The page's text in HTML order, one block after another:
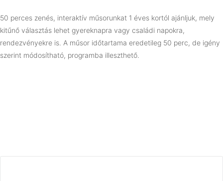
50 perces zenés, interaktív műsorunkat 1 éves kortól ajánljuk, mely
kitűnő választás lehet gyereknapra vagy családi napokra,
rendezvényekre is. A műsor időtartama eredetileg 50 perc, de igény
szerint módosítható, programba illeszthető.